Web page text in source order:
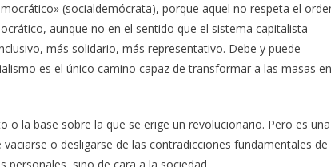
(socialdemócrata), porque aquel no respeta el
aunque no en el sentido que el sistema capitalista
más solidario, más representativo. Debe y pue­de
es el único camino capaz de transformar a las masas en
la base sobre la que se erige un revolucionario. Pero es una
o desligarse de las contradicciones fundamentales de